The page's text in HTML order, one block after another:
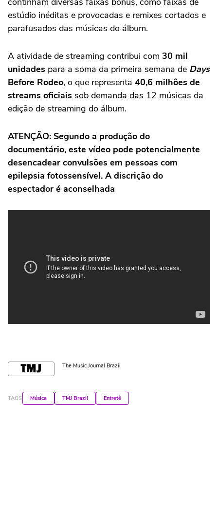
estúdio inéditas e provocadas e remixes cortados e
parafusados das músicas do álbum.
A atividade de streaming contribui com 30 mil
unidades para a soma da primeira semana de Days
Before Rodeo, o que representa 40,6 milhões de
streams oficiais sob demanda das 12 músicas da
edição de streaming do álbum.
ATENÇÃO: Segundo a produção do
documentário, este vídeo pode potencialmente
desencadear convulsões em pessoas com
epilepsia fotossensível. A discrição do
espectador é aconselhada
The Music Journal Brazil
TAGS Música TMJ Brazil Entretê